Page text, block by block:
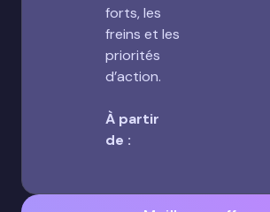
forts, les
freins et les
priorités
d’action.
À partir
de :